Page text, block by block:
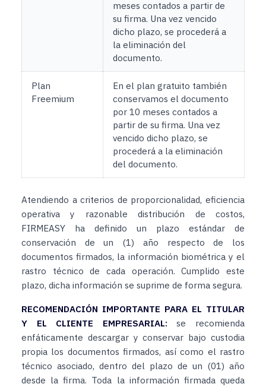
meses contados a partir de
su firma. Una vez vencido
dicho plazo, se procederá a
la eliminación del
documento.
Plan
Freemium
En el plan gratuito también
conservamos el documento
por 10 meses contados a
partir de su firma. Una vez
vencido dicho plazo, se
procederá a la eliminación
del documento.
Atendiendo a criterios de proporcionalidad, eficiencia
operativa y razonable distribución de costos,
FIRMEASY ha definido un plazo estándar de
conservación de un (1) año respecto de los
documentos firmados, la información biométrica y el
rastro técnico de cada operación. Cumplido este
plazo, dicha información se suprime de forma segura.
RECOMENDACIÓN IMPORTANTE PARA EL TITULAR
Y EL CLIENTE EMPRESARIAL: se recomienda
enfáticamente descargar y conservar bajo custodia
propia los documentos firmados, así como el rastro
técnico asociado, dentro del plazo de un (01) año
desde la firma. Toda la información firmada queda